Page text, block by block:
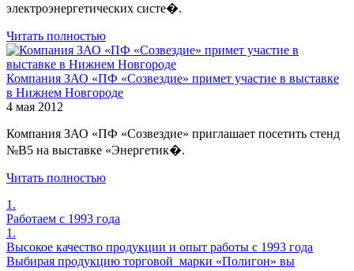
электроэнергетических систе�.
Читать полностью
Компания ЗАО «ПФ «Созвездие» примет участие в выставке
в Нижнем Новгороде
4 мая 2012
Компания ЗАО «ПФ «Созвездие» приглашает посетить стенд
№В5 на выставке «Энергетик�.
Читать полностью
1.
Работаем с 1993 года
1.
Высокое качество продукции и опыт работы с 1993 года
Выбирая продукцию торговой марки «Полигон» вы